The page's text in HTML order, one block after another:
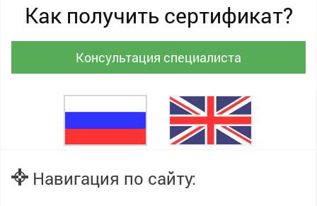
Как получить сертификат?
Консультация специалиста
Навигация по сайту: